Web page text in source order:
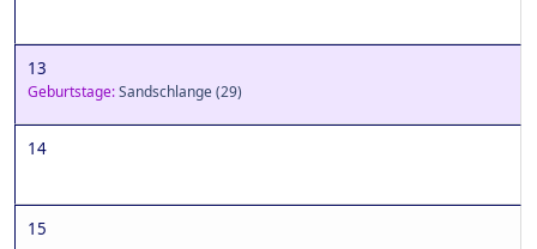
13
Geburtstage:Sandschlange(29)
14
15